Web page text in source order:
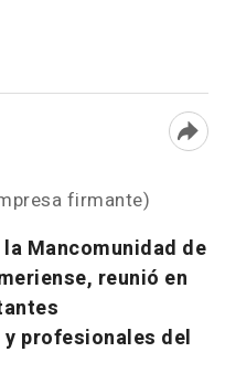
firmante)
Mancomunidad de
reunió en
profesionales del